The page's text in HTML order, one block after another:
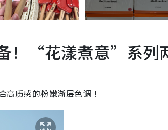
！“花漾煮意”系列
高质感的粉嫩渐层色调 !